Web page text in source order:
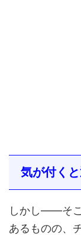
気が付く
しかし――そ
あるものの、